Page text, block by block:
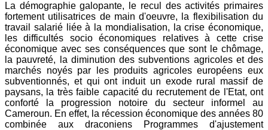
La démographie galopante, le recul des activités primaires
fortement utilisatrices de main d'oeuvre, la flexibilisation du
travail salarié liée à la mondialisation, la crise économique,
les difficultés socio économiques relatives à cette crise
économique avec ses conséquences que sont le chômage,
la pauvreté, la diminution des subventions agricoles et des
marchés noyés par les produits agricoles européens eux
subventionnés, et qui ont induit un exode rural massif de
paysans, la très faible capacité du recrutement de l'Etat, ont
conforté la progression notoire du secteur informel au
Cameroun. En effet, la récession économique des années 80
combinée aux draconiens Programmes d'ajustement